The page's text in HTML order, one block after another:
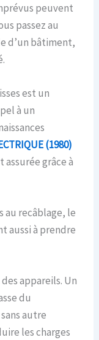
peuvent
passez au
d’un bâtiment,
est un
à un
(1980)
assurée grâce à
au recâblage, le
aussi à prendre
appareils. Un
du
autre
les charges